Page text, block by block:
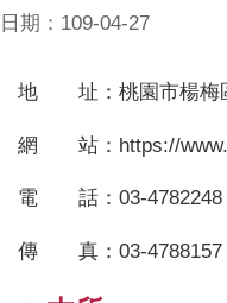
日期：109-04-27
地 址：桃園市楊梅
網 站：https://
電 話：03-4782248
傳 真：03-4788157